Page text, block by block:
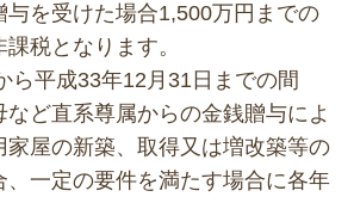
与を受けた場合1,500万円までの
税となります。
ら平成33年12月31日までの間
ど直系尊属からの金銭贈与によ
家屋の新築、取得又は増改築等の
、一定の要件を満たす場合に各年